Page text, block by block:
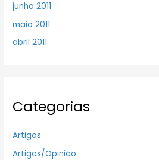
junho 2011
maio 2011
abril 2011
Categorias
Artigos
Artigos/Opinião